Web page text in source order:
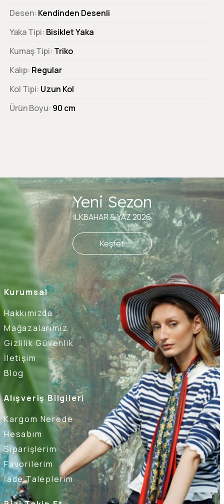
Desen Kendinden Desenli
Yaka Tipi Bisiklet Yaka
Kumaş Tipi Triko
Kalıp Regular
Kol Tipi Uzun Kol
Ürün Boyu 90 cm
Kurumsal
Hakkımızda
Mağazalarımız
Gizlilik Güvenlik
İletişim
Blog
Alışveriş Bilgileri
Kargom Nerede
Hesabım
Siparişlerim
Favorilerim
İade Taleplerim
Yeni Sezon
İLKBAHAR & YAZ 2026
Keşfet